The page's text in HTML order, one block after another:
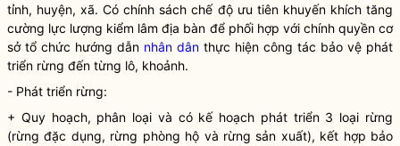
tỉnh, huyện, xã. Có chính sách chế độ ưu tiên khuyến khích tăng
cường lực lượng kiểm lâmđịa bàn để phối hợp với chính quyềncơ
sở tổ chức hướng dẫn nhân dân thực hiện công tác bảo vệ phát
triển rừng đến từng lô, khoảnh.
- Phát triển rừng:
+ Quy hoạch, phân loại và có kế hoạch phát triển 3 loại rừng
(rừng đặc dụng, rừng phòng hộ và rừng sản xuất), kết hợp bảo